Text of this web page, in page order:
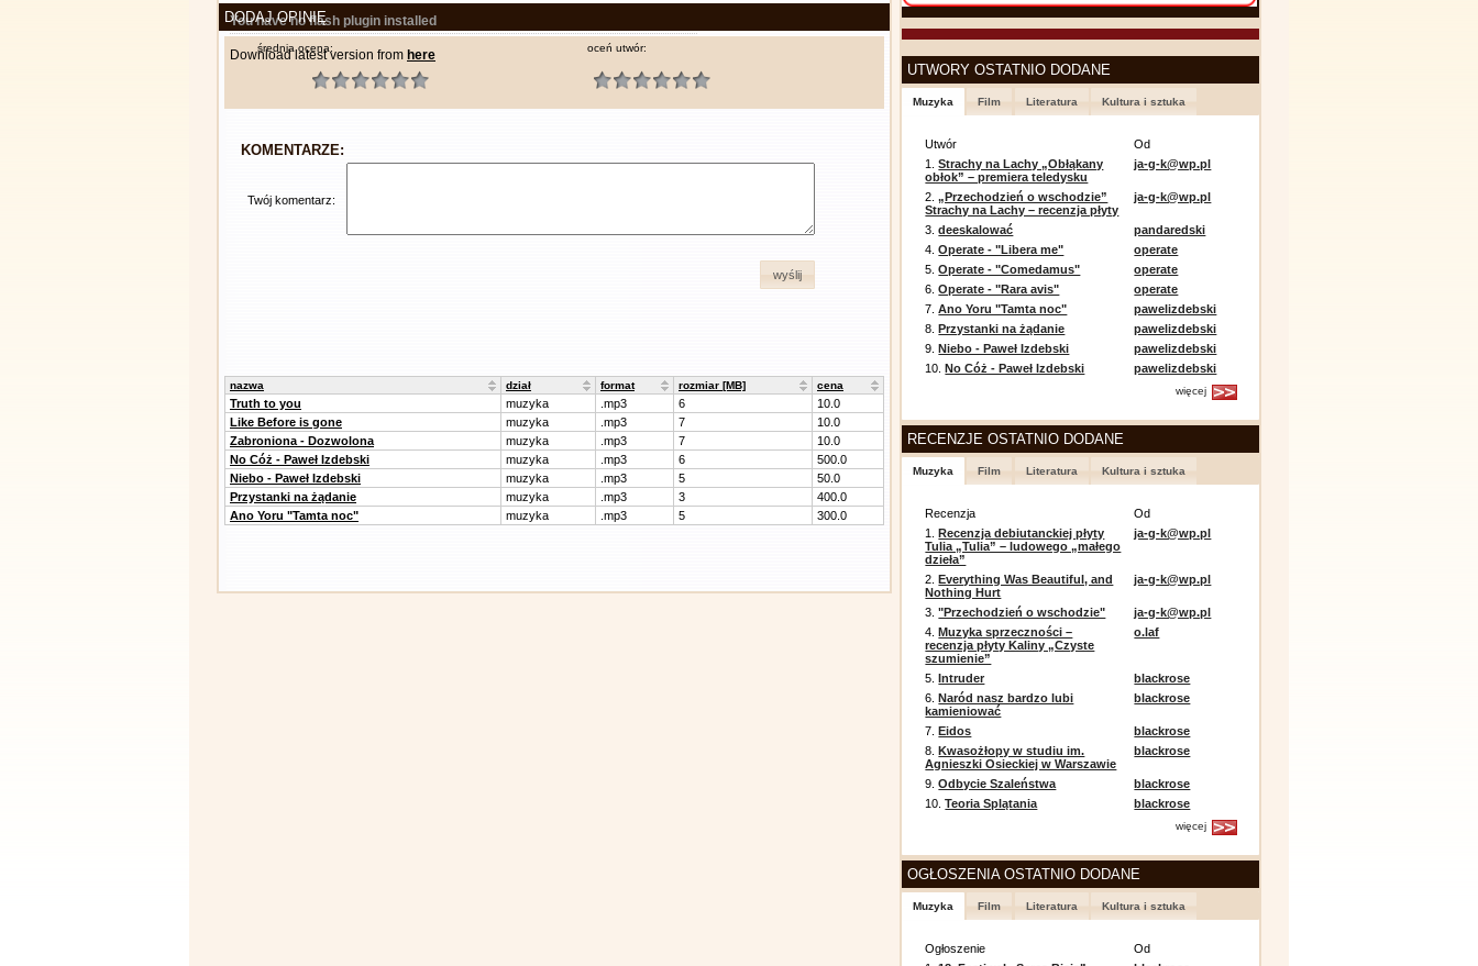
You have no flash plugin installed
Download latest version from here
DODAJ OPINIĘ
średnia ocena: oceń utwór:
KOMENTARZE:
Twój komentarz:
wyślij
nazwa dział format rozmiar [MB] cena
Truth to you muzyka .mp3 6
10.0
Like Before is gone
muzyka .mp3 7
10.0
Zabroniona - Dozwolona
muzyka .mp3 7
10.0
No Cóż - Paweł Izdebski
muzyka .mp3 6
500.0
Niebo - Paweł Izdebski
muzyka .mp3 5
50.0
Przystanki na żądanie
muzyka .mp3 3
400.0
Ano Yoru "Tamta noc"
muzyka .mp3 5 300.0
UTWORY OSTATNIO DODANE
Muzyka Film Literatura Kultura i sztuka
Utwór
Od
1.Strachy na Lachy „Obłąkany
obłok” – premiera teledysku
ja-g-k@wp.pl
2.„Przechodzień o wschodzie”
Strachy na Lachy – recenzja płyty
ja-g-k@wp.pl
3.deeskalować
pandaredski
4.Operate - "Libera me"
operate
5.Operate - "Comedamus"
operate
6.Operate - "Rara avis"
operate
7.Ano Yoru "Tamta noc"
pawelizdebski
8.Przystanki na żądanie
pawelizdebski
9.Niebo - Paweł Izdebski
pawelizdebski
10.No Cóż - Paweł Izdebski pawelizdebski
więcej
RECENZJE OSTATNIO DODANE
Muzyka Film Literatura Kultura i sztuka
Recenzja
Od
1.Recenzja debiutanckiej płyty
Tulia „Tulia” – ludowego „małego
dzieła”
ja-g-k@wp.pl
2.Everything Was Beautiful, and
Nothing Hurt
ja-g-k@wp.pl
3."Przechodzień o wschodzie"
ja-g-k@wp.pl
4.Muzyka sprzeczności –
recenzja płyty Kaliny „Czyste
szumienie”
o.laf
5.Intruder
blackrose
6.Naród nasz bardzo lubi
kamieniować
blackrose
7.Eidos
blackrose
8.Kwasożłopy w studiu im.
Agnieszki Osieckiej w Warszawie
blackrose
9.Odbycie Szaleństwa
blackrose
10.Teoria Splątania blackrose
więcej
OGŁOSZENIA OSTATNIO DODANE
Muzyka Film Literatura Kultura i sztuka
Ogłoszenie
Od